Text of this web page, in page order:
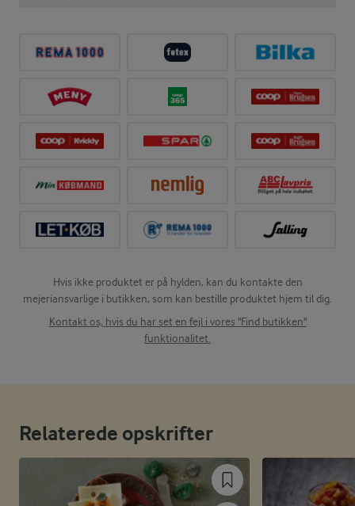
Hvis ikke produktet er på hylden, kan du kontakte den
mejeriansvarlige i butikken, som kan bestille produktet hjem til dig.
Kontakt os, hvis du har set en fejl i vores "Find butikken"
funktionalitet.
Relaterede opskrifter